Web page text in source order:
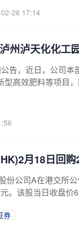
26 17:14
州泸天化化工
告，近日，公司
高效肥料等项目
月18日回
份公司A在港交所
。该股当日收盘价
券